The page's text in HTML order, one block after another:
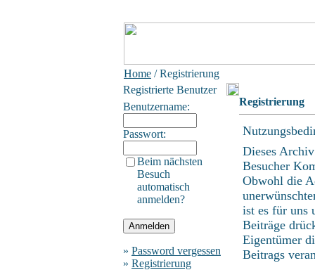
Home / Registrierung
Registrierte Benutzer
Benutzername:
Passwort:
Beim nächsten
Besuch
automatisch
anmelden?
» Password vergessen
» Registrierung
Registrierung
Dieses
Besucher
Obwohl die
ist es für uns
Beiträge
Eigentümer
Beitrags